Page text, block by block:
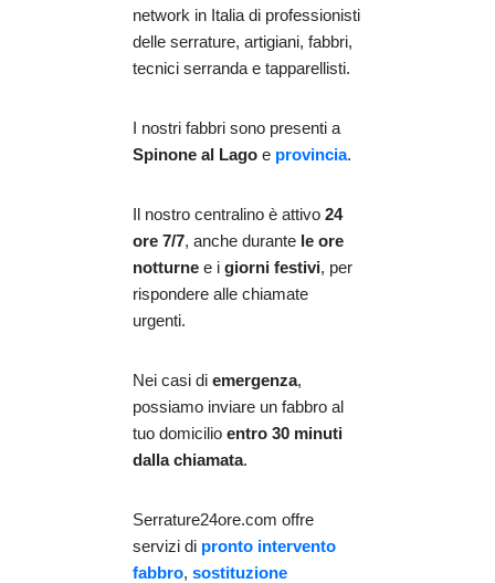
network in Italia di professionisti
delle serrature, artigiani, fabbri,
tecnici serranda e tapparellisti.
I nostri fabbri sono presenti a
Spinone al Lago e provincia.
Il nostro centralino è attivo 24
ore 7/7, anche durante le ore
notturne e i giorni festivi, per
rispondere alle chiamate
urgenti.
Nei casi di emergenza,
possiamo inviare un fabbro al
tuo domicilio entro 30 minuti
dalla chiamata.
Serrature24ore.com offre
servizi di pronto intervento
fabbro, sostituzione